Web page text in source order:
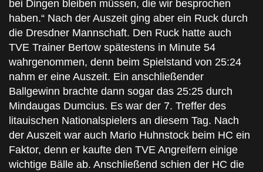
bei Dingen bleiben müssen, die wir besprochen
haben.“ Nach der Auszeit ging aber ein Ruck durch
die Dresdner Mannschaft. Den Ruck hatte auch
TVE Trainer Bertow spätestens in Minute 54
wahrgenommen, denn beim Spielstand von 25:24
nahm er eine Auszeit. Ein anschließender
Ballgewinn brachte dann sogar das 25:25 durch
Mindaugas Dumcius. Es war der 7. Treffer des
litauischen Nationalspielers an diesem Tag. Nach
der Auszeit war auch Mario Huhnstock beim HC ein
Faktor, denn er kaufte den TVE Angreifern einige
wichtige Bälle ab. Anschließend schien der HC die